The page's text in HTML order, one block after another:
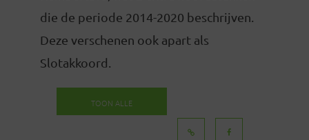
die de periode 2014-2020 beschrijven.
Deze verschenen ook apart als
Slotakkoord.
TOON ALLE